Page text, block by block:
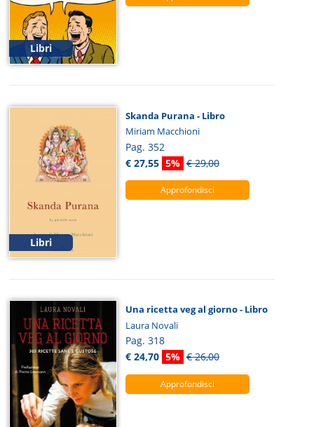
Libri
Libri
Skanda Purana - Libro
Miriam Macchioni
Pag. 352
€ 27,55 5% € 29,00
Approfondisci
Una ricetta veg al giorno - Libro
Laura Novali
Pag. 318
€ 24,70 5% € 26,00
Approfondisci